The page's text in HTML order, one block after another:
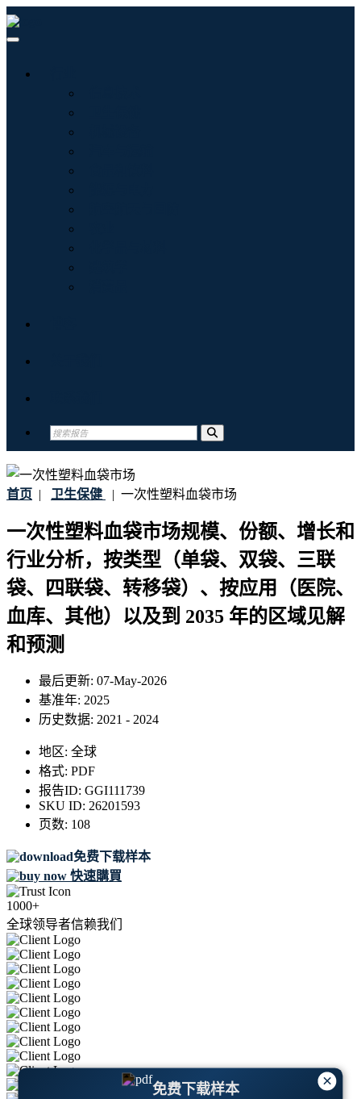
首页 | 卫生保健 | 一次性塑料血袋市场
一次性塑料血袋市场规模、份额、增长和
行业分析，按类型（单袋、双袋、三联
袋、四联袋、转移袋）、按应用（医院、
血库、其他）以及到 2035 年的区域见解
和预测
最后更新: 07-May-2026
基准年: 2025
历史数据: 2021 - 2024
地区: 全球
格式: PDF
报告ID: GGI111739
SKU ID: 26201593
页数: 108
免费下载样本
快速購買
1000+
全球领导者信赖我们
×
免费下载样本